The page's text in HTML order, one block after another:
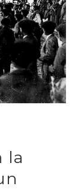
la